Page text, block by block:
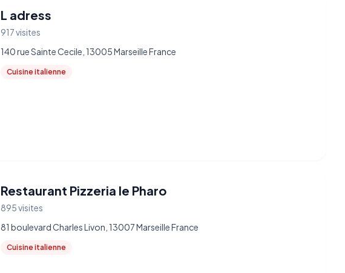
L adress
917 visites
140 rue Sainte Cecile, 13005 Marseille France
Cuisine italienne
Restaurant Pizzeria le Pharo
895 visites
81 boulevard Charles Livon, 13007 Marseille France
Cuisine italienne